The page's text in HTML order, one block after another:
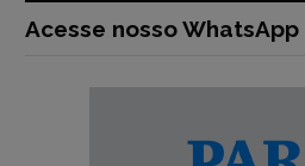
Acesse nosso WhatsApp